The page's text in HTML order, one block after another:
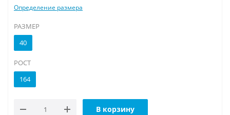
Определение размера
РАЗМЕР
40
РОСТ
164
В корзину